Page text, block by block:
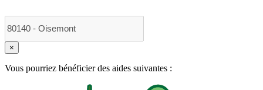
×
Vous pourriez bénéficier des aides suivantes :